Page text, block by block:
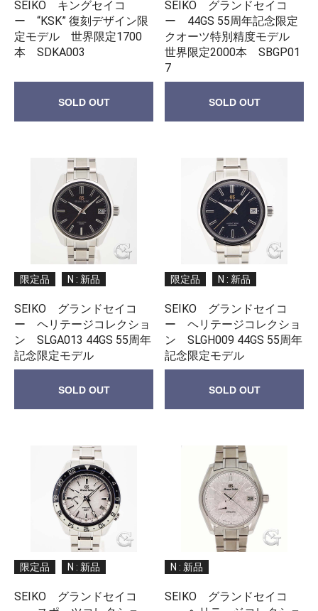
SEIKO キングセイコ
ー “KSK” 復刻デザイン限
定モデル 世界限定1700
本 SDKA003
SOLD OUT
SEIKO グランドセイコ
ー 44GS 55周年記念限定
クオーツ特別精度モデル
世界限定2000本 SBGP01
7
SOLD OUT
限定品 N : 新品
SEIKO グランドセイコ
ー ヘリテージコレクショ
ン SLGA013 44GS 55周年
記念限定モデル
SOLD OUT
限定品 N : 新品
SEIKO グランドセイコ
ー ヘリテージコレクショ
ン SLGH009 44GS 55周年
記念限定モデル
SOLD OUT
限定品 N : 新品
SEIKO グランドセイコ
N : 新品
SEIKO グランドセイコ